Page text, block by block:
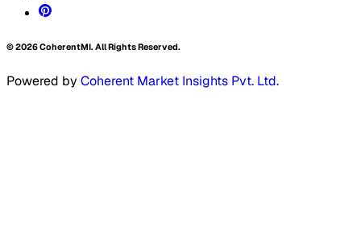
©2026CoherentMI. All Rights Reserved.
Powered by Coherent Market Insights Pvt. Ltd.